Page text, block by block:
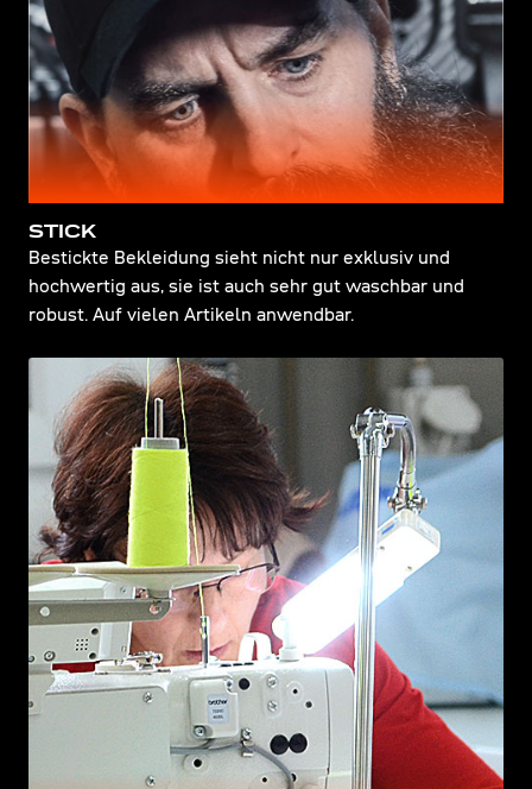
STICK
Bestickte Bekleidung sieht nicht nur exklusiv und
hochwertig aus, sie ist auch sehr gut waschbar und
robust. Auf vielen Artikeln anwendbar.